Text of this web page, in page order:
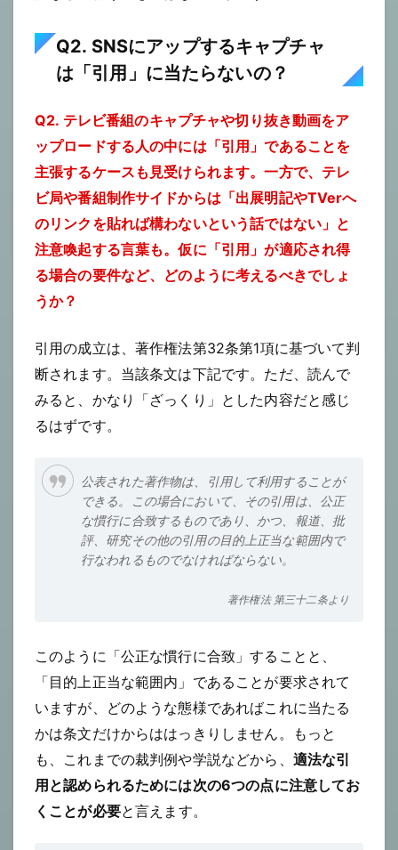
Q2. SNSにアップするキャプチャ
は「引用」に当たらないの？
Q2. テレビ番組のキャプチャや切り抜き動画をア
ップロードする人の中には「引用」であることを
主張するケースも見受けられます。一方で、テレ
ビ局や番組制作サイドからは「出展明記やTVerへ
のリンクを貼れば構わないという話ではない」と
注意喚起する言葉も。仮に「引用」が適応され得
る場合の要件など、どのように考えるべきでしょ
うか？
引用の成立は、著作権法第32条第1項に基づいて判
断されます。当該条文は下記です。ただ、読んで
みると、かなり「ざっくり」とした内容だと感じ
るはずです。
公表された著作物は、引用して利用することが
できる。この場合において、その引用は、公正
な慣行に合致するものであり、かつ、報道、批
評、研究その他の引用の目的上正当な範囲内で
行なわれるものでなければならない。
著作権法 第三十二条より
このように「公正な慣行に合致」することと、
「目的上正当な範囲内」であることが要求されて
いますが、どのような態様であればこれに当たる
かは条文だけからははっきりしません。もっと
も、これまでの裁判例や学説などから、 適法な引
用と認められるためには次の6つの点に注意してお
くことが必要と言えます。